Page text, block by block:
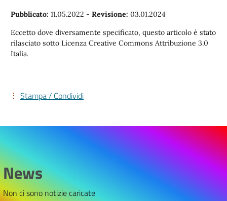
Pubblicato: 11.05.2022 - Revisione: 03.01.2024
Eccetto dove diversamente specificato, questo articolo è stato
rilasciato sotto Licenza Creative Commons Attribuzione 3.0
Italia.
Stampa / Condividi
News
Non ci sono notizie caricate